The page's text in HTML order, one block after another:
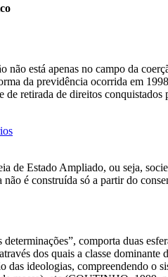
não está apenas no campo da
da previdência ocorrida em
de retirada de direitos
de Estado Ampliado, ou seja,
é construída só a partir do
comporta duas
dos quais a classe
das ideologias, compreendendo o